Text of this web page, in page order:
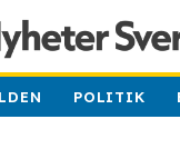
POLITIK